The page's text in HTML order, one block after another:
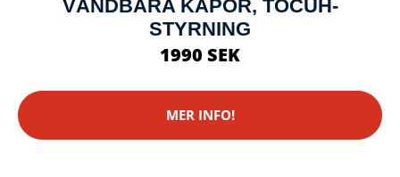
VÄNDBARA KÅPOR, TOCUH-
STYRNING
1990 SEK
MER INFO!